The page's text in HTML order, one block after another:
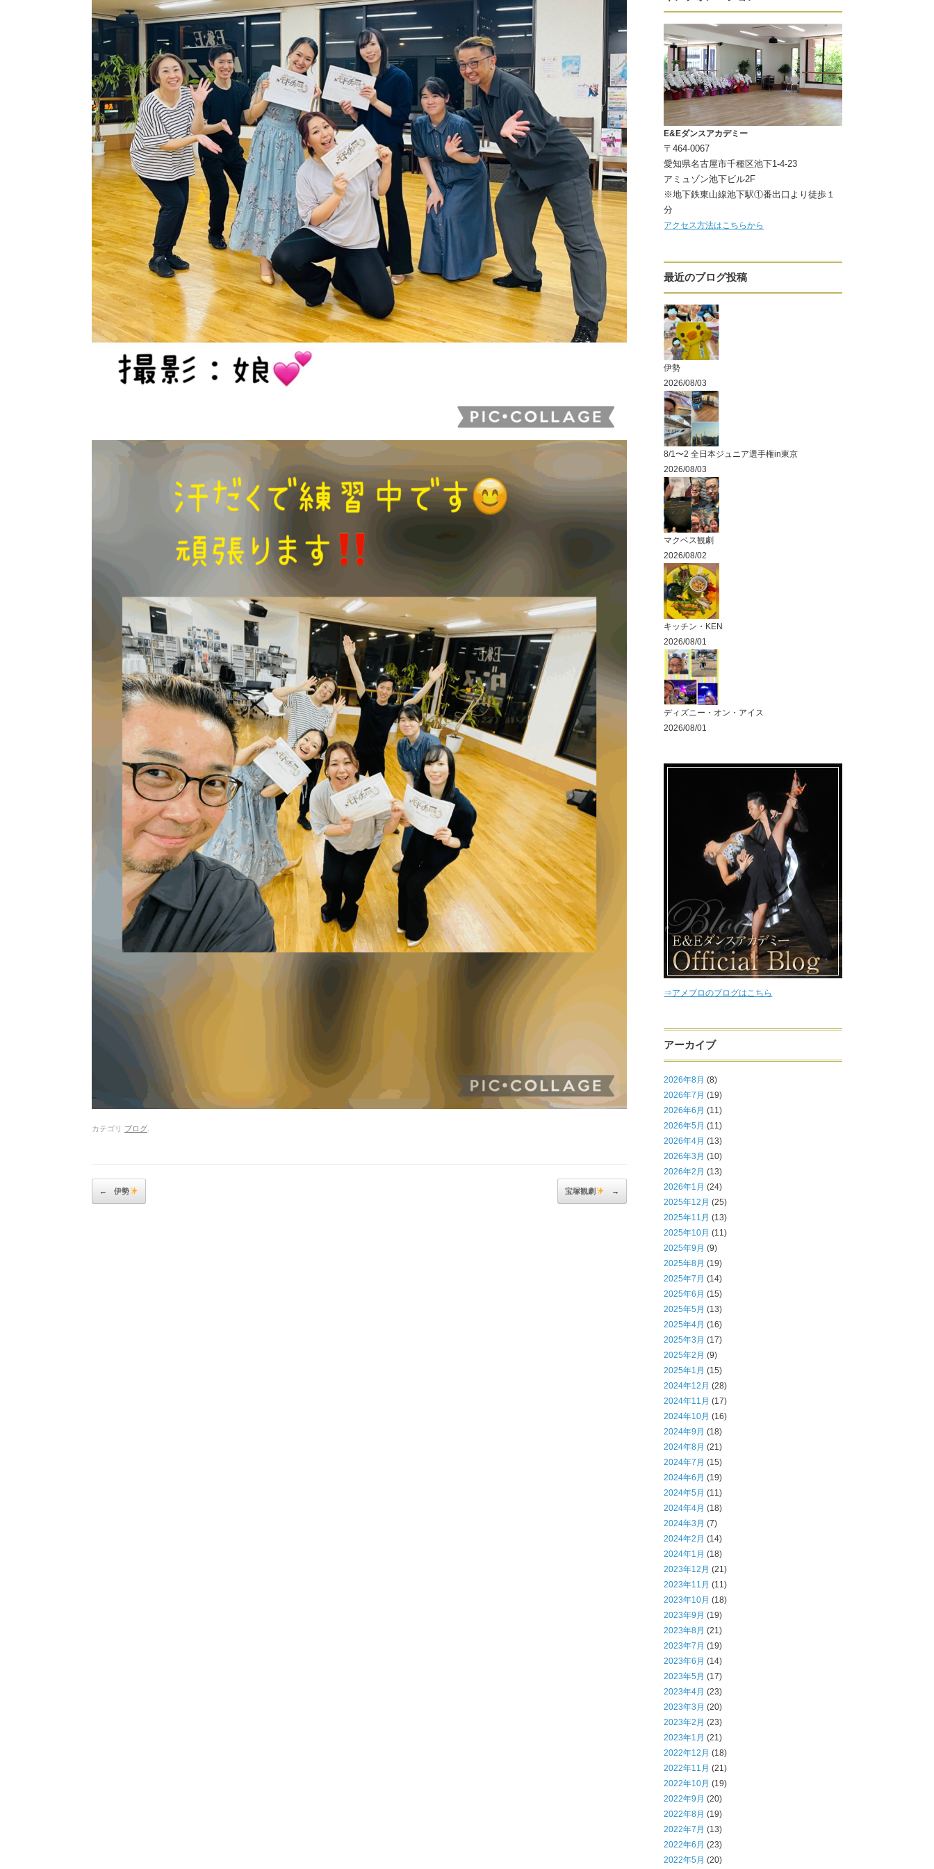
カテゴリ ブログ
Post navigation
← 伊勢 宝塚観劇 →
E&Eダンスアカデミー
〒464-0067
愛知県名古屋市千種区池下1-4-23
アミュゾン池下ビル2F
※地下鉄東山線池下駅①番出口より徒歩１
分
アクセス方法はこちらから
最近のブログ投稿
伊勢
2026/08/03
8/1〜2 全日本ジュニア選手権in東京
2026/08/03
マクベス観劇
2026/08/02
キッチン・KEN
2026/08/01
ディズニー・オン・アイス
2026/08/01
⇒アメブロのブログはこちら
アーカイブ
2026年8月 (8)
2026年7月 (19)
2026年6月 (11)
2026年5月 (11)
2026年4月 (13)
2026年3月 (10)
2026年2月 (13)
2026年1月 (24)
2025年12月 (25)
2025年11月 (13)
2025年10月 (11)
2025年9月 (9)
2025年8月 (19)
2025年7月 (14)
2025年6月 (15)
2025年5月 (13)
2025年4月 (16)
2025年3月 (17)
2025年2月 (9)
2025年1月 (15)
2024年12月 (28)
2024年11月 (17)
2024年10月 (16)
2024年9月 (18)
2024年8月 (21)
2024年7月 (15)
2024年6月 (19)
2024年5月 (11)
2024年4月 (18)
2024年3月 (7)
2024年2月 (14)
2024年1月 (18)
2023年12月 (21)
2023年11月 (11)
2023年10月 (18)
2023年9月 (19)
2023年8月 (21)
2023年7月 (19)
2023年6月 (14)
2023年5月 (17)
2023年4月 (23)
2023年3月 (20)
2023年2月 (23)
2023年1月 (21)
2022年12月 (18)
2022年11月 (21)
2022年10月 (19)
2022年9月 (20)
2022年8月 (19)
2022年7月 (13)
2022年6月 (23)
2022年5月 (20)